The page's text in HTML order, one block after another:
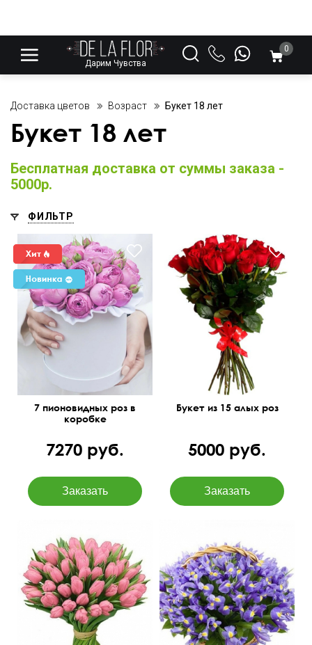
Дарим Чувства
0
Доставка цветов Возраст Букет 18 лет
Букет 18 лет
Бесплатная доставка от суммы заказа -
5000р.
ФИЛЬТР
7 пионовидных роз в
коробке
7270 руб.
Пластиковая или атласная
лента
60 см
35 см
Букет из 15 алых роз
5000 руб.
45 см 40 см 40 см 40 см